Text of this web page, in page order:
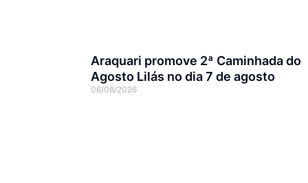
Araquari promove 2ª Caminhada do
Agosto Lilás no dia 7 de agosto
06/08/2026